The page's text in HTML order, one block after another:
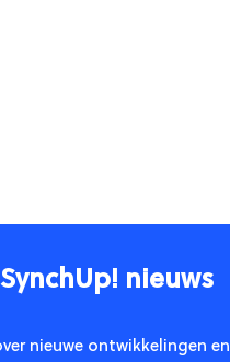
nieuws
nieuwe ontwikkelingen en